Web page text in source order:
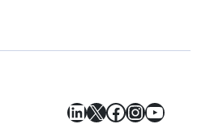
LinkedIn
X Facebook